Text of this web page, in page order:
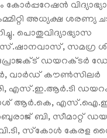
കോർപ്പറേഷൻ
അധ്യക്ഷ ശരണ്യ
പൊതുവിദ്യാഭ്യാസ
സമഗ്ര
പ്രോജക്ട് ഡയറക്ടർ
വാർഡ് കൗൺസിലർ
എസ്.ഇ.ആർ.ടി
ആർ.കെ,
ബി, സീമാറ്റ്
സ്‌കോൾ കേരള